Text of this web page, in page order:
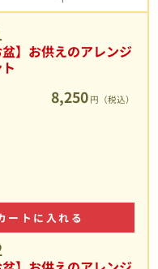
盆】お供えのアレンジ
8,250 円（税込）
ートに入れる